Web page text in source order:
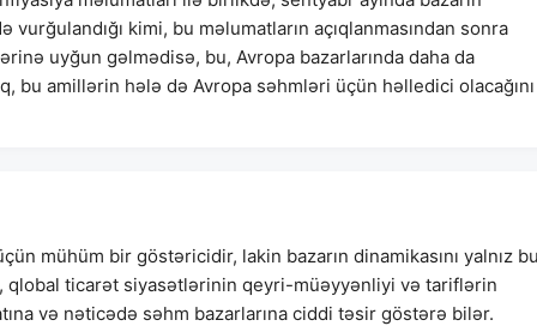
kimi, bu məlumatların açıqlanmasından sonra
uyğun gəlmədisə, bu, Avropa bazarlarında daha da
bu amillərin hələ də Avropa səhmləri üçün həlledici olacağını
mühüm bir göstəricidir, lakin bazarın dinamikasını yalnız
ticarət siyasətlərinin qeyri-müəyyənliyi və tariflərin
və nəticədə səhm bazarlarına ciddi təsir göstərə bilər.